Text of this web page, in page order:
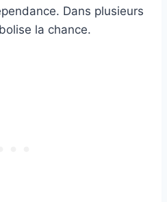
Dans plusieurs
la chance.